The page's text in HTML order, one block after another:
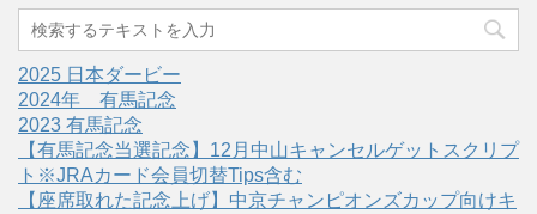
2025 日本ダービー
2024年 有馬記念
2023 有馬記念
【有馬記念当選記念】12月中山キャンセルゲットスクリプ
ト※JRAカード会員切替Tips含む
【座席取れた記念上げ】中京チャンピオンズカップ向けキ